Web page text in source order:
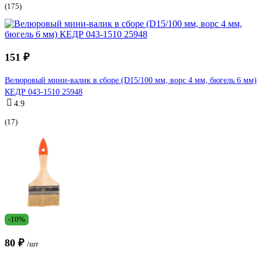
(175)
151 ₽
Велюровый мини-валик в сборе (D15/100 мм, ворс 4 мм, бюгель 6 мм)
КЕДР 043-1510 25948
4.9
(17)
-10%
80 ₽ /шт